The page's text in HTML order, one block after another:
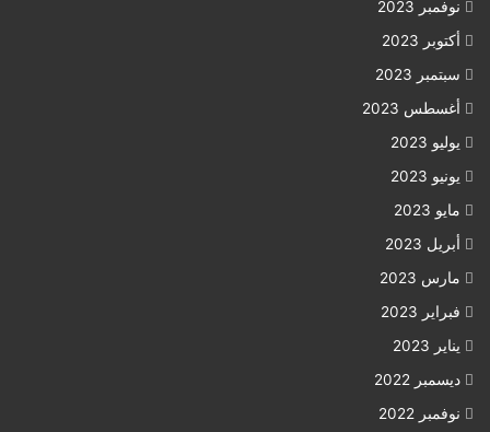
نوفمبر 2023
أكتوبر 2023
سبتمبر 2023
أغسطس 2023
يوليو 2023
يونيو 2023
مايو 2023
أبريل 2023
مارس 2023
فبراير 2023
يناير 2023
ديسمبر 2022
نوفمبر 2022